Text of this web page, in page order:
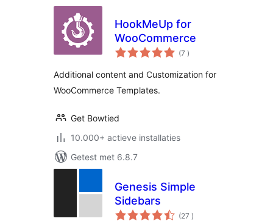
HookMeUp for
WooCommerce
(7 aantal
beoordelingen
)
Additional content and Customization for
WooCommerce Templates.
Get Bowtied
10.000+ actieve installaties
Getest met 6.8.7
Genesis Simple
Sidebars
(27 aantal
beoordelingen
)